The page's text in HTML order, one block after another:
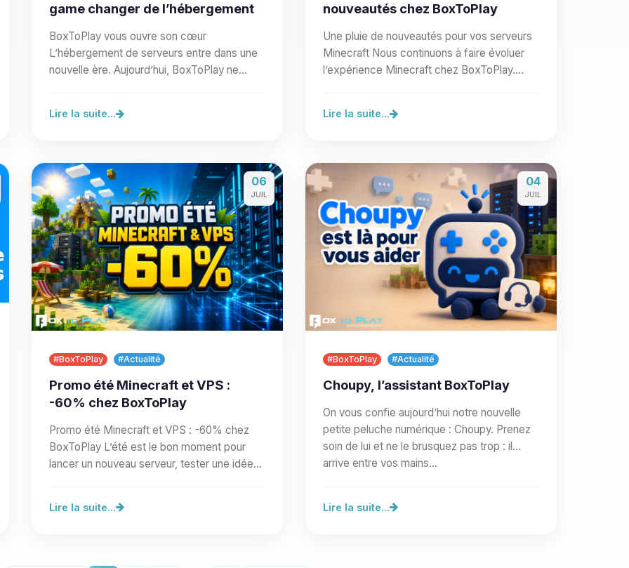
game changer de l’hébergement
BoxToPlay vous ouvre son cœur
L’hébergement de serveurs entre dans une
nouvelle ère. Aujourd’hui, BoxToPlay ne
Lire la suite...
nouveautés chez BoxToPlay
Une pluie de nouveautés pour vos serveurs
Minecraft Nous continuons à faire évoluer
l’expérience Minecraft chez BoxToPlay.
Lire la suite...
06
JUIL
#BoxToPlay #Actualité
Promo été Minecraft et VPS :
-60% chez BoxToPlay
Promo été Minecraft et VPS : -60% chez
BoxToPlay L’été est le bon moment pour
lancer un nouveau serveur, tester une idée
Lire la suite...
04
JUIL
#BoxToPlay #Actualité
Choupy, l’assistant BoxToPlay
On vous confie aujourd’hui notre nouvelle
petite peluche numérique : Choupy. Prenez
soin de lui et ne le brusquez pas trop : il
arrive entre vos mains…
Lire la suite...